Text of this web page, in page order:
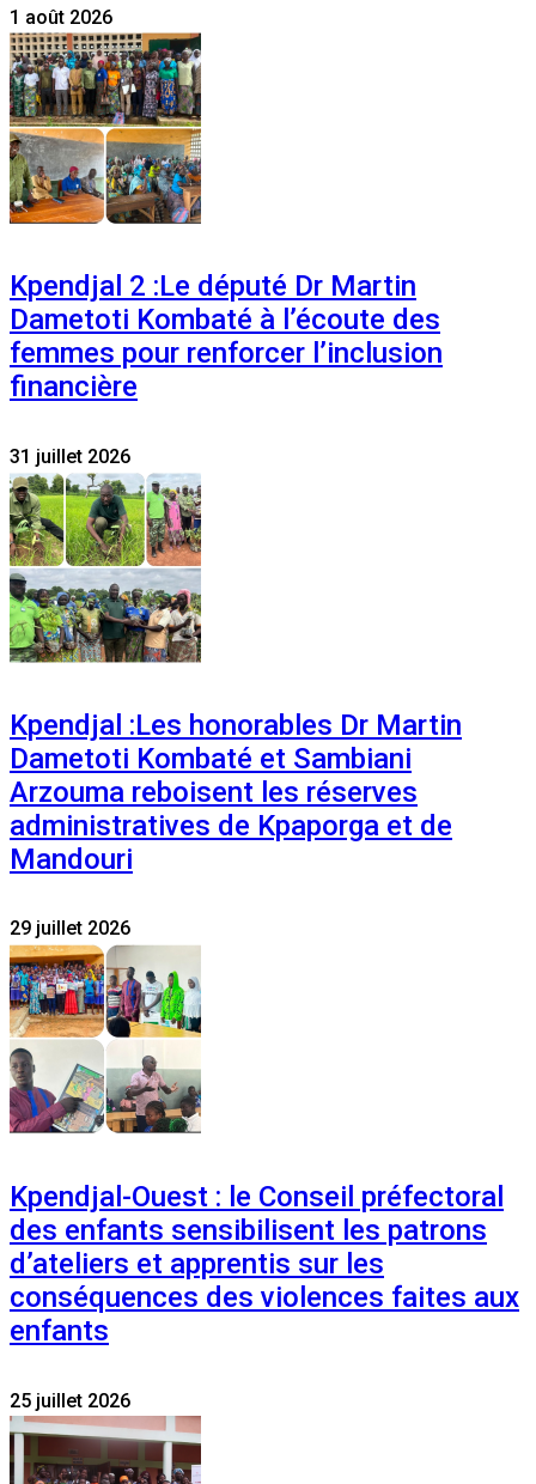
1 août 2026
Kpendjal 2 :Le député Dr Martin
Dametoti Kombaté à l’écoute des
femmes pour renforcer l’inclusion
financière
31 juillet 2026
Kpendjal :Les honorables Dr Martin
Dametoti Kombaté et Sambiani
Arzouma reboisent les réserves
administratives de Kpaporga et de
Mandouri
29 juillet 2026
Kpendjal-Ouest : le Conseil préfectoral
des enfants sensibilisent les patrons
d’ateliers et apprentis sur les
conséquences des violences faites aux
enfants
25 juillet 2026